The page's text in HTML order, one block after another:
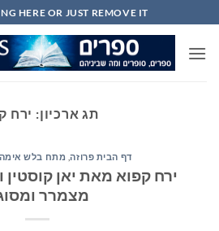
to
content
HERE OR JUST REMOVE IT...
תג ארכיון: ירח
דף הבית פרוזה, מתח בלש אימה
ירח קפוא מאת יאן קוסטין
מצמרר